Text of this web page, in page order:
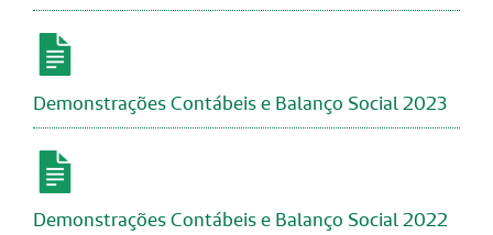
Demonstrações Contábeis e Balanço Social 2023
Demonstrações Contábeis e Balanço Social 2022